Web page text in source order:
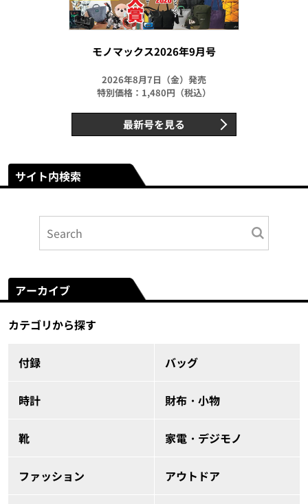
モノマックス2026年9月号
2026年8月7日（金）発売
特別価格：1,480円（税込）
最新号を見る
サイト内検索
アーカイブ
カテゴリから探す
付録 バッグ
時計 財布・小物
靴 家電・デジモノ
ファッション アウトドア